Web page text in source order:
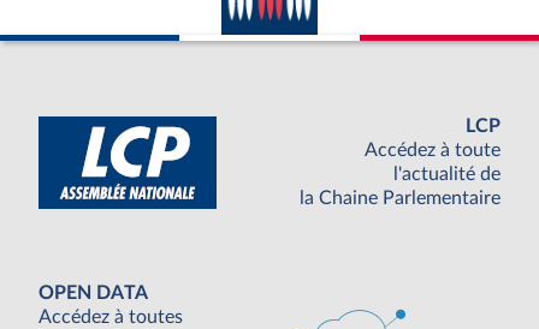
LCP
Accédez à toute
l'actualité de
la Chaine Parlementaire
OPEN DATA
Accédez à toutes